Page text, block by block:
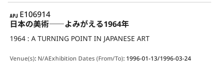
APJ
E106914
日本の美術――よみがえる1964年
1964 : A TURNING POINT IN JAPANESE ART
Venue(s): N/AExhibition Dates (From/To): 1996-01-13/1996-03-24